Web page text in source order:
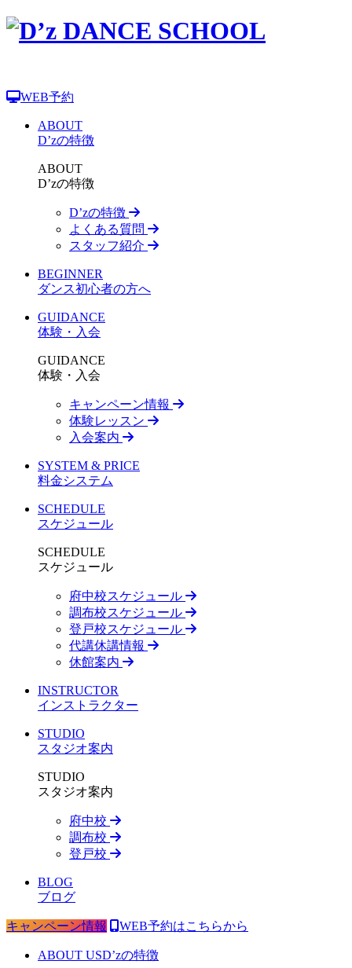
WEB予約
ABOUT
D’zの特徴
ABOUT
D’zの特徴
D’zの特徴
よくある質問
スタッフ紹介
BEGINNER
ダンス初心者の方へ
GUIDANCE
体験・入会
GUIDANCE
体験・入会
キャンペーン情報
体験レッスン
入会案内
SYSTEM & PRICE
料金システム
SCHEDULE
スケジュール
SCHEDULE
スケジュール
府中校スケジュール
調布校スケジュール
登戸校スケジュール
代講休講情報
休館案内
INSTRUCTOR
インストラクター
STUDIO
スタジオ案内
STUDIO
スタジオ案内
府中校
調布校
登戸校
BLOG
ブログ
キャンペーン情報 WEB予約はこちらから
ABOUT USD’zの特徴